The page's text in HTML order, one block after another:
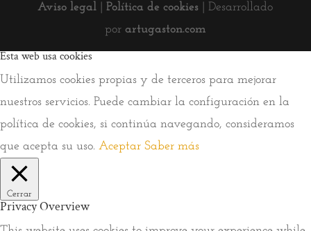
Aviso legal |Política de cookies | Desarrollado
por artugaston.com
Esta web usa cookies
Utilizamos cookies propias y de terceros para mejorar
nuestros servicios. Puede cambiar la configuración en la
política de cookies, si continúa navegando, consideramos
que acepta su uso. Aceptar Saber más
Cerrar
Privacy Overview